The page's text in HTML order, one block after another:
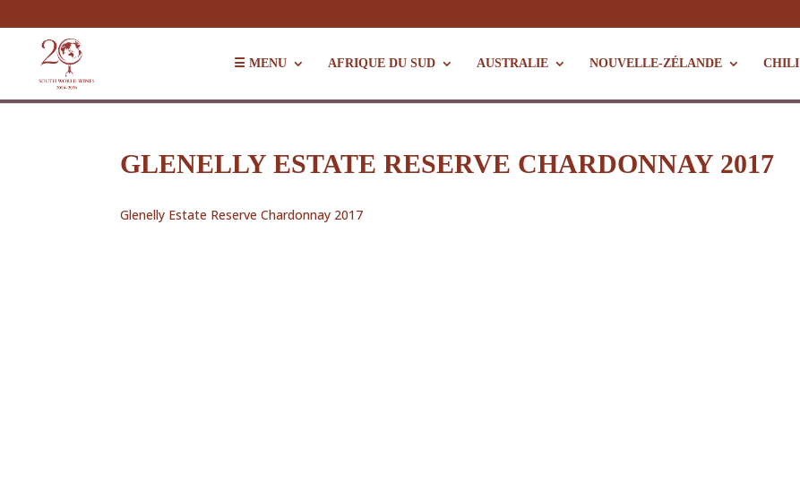
☰ MENU AFRIQUE DU SUD AUSTRALIE NOUVELLE-ZÉLANDE CHILI
GLENELLY ESTATE RESERVE CHARDONNAY 2017
Glenelly Estate Reserve Chardonnay 2017